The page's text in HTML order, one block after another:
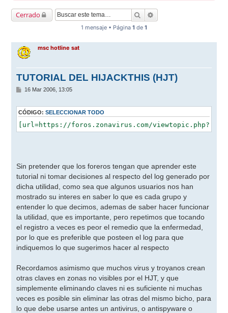
Cerrado Buscar
1 mensaje • Página 1 de 1
msc hotline sat
TUTORIAL DEL HIJACKTHIS (HJT)
M
s
a
e
16 Mar 2006, 13:05
CÓDIGO:SELECCIONAR TODO
Sin pretender que los foreros tengan que aprender este
tutorial ni tomar decisiones al respecto del log generado por
dicha utilidad, como sea que algunos usuarios nos han
mostrado su interes en saber lo que es cada grupo y
entender lo que decimos, ademas de saber hacer funcionar
la utilidad, que es importante, pero repetimos que tocando
el registro a veces es peor el remedio que la enfermedad,
por lo que es preferible que posteen el log para que
indiquemos lo que sugerimos hacer al respecto
Recordamos asimismo que muchos virus y troyanos crean
otras claves en zonas no visibles por el HJT, y que
simplemente eliminando claves ni es suficiente ni muchas
veces es posible sin eliminar las otras del mismo bicho, para
lo que debe usarse antes un antivirus, o antispyware o